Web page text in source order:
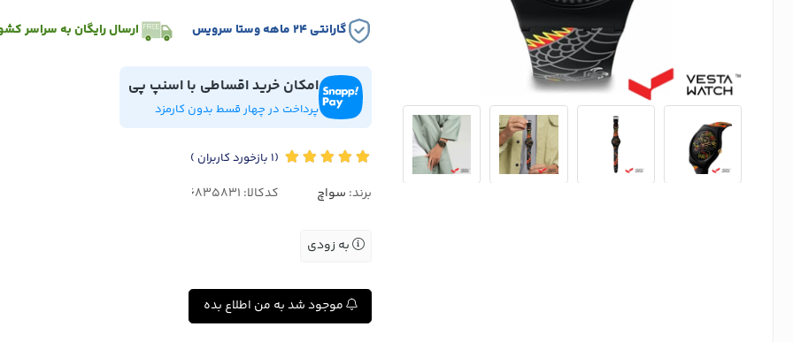
گارانتی ۲۴ ماهه وستا سرویس ارسال رایگان به سراسر
امکان خرید اقساطی با اسنپ پی
پرداخت در چهار قسط بدون کارمزد
(1 بازخورد کاربران )
برند: سواچ کدکالا:
به زودی
موجود شد به من اطلاع بده